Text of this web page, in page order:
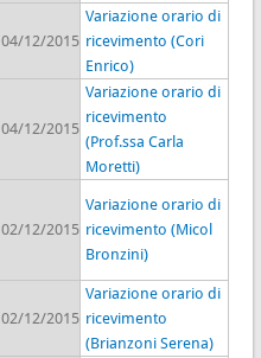
04/12/2015
Variazione orario di
ricevimento (Cori
Enrico)
04/12/2015
Variazione orario di
ricevimento
(Prof.ssa Carla
Moretti)
02/12/2015
Variazione orario di
ricevimento (Micol
Bronzini)
02/12/2015
Variazione orario di
ricevimento
(Brianzoni Serena)